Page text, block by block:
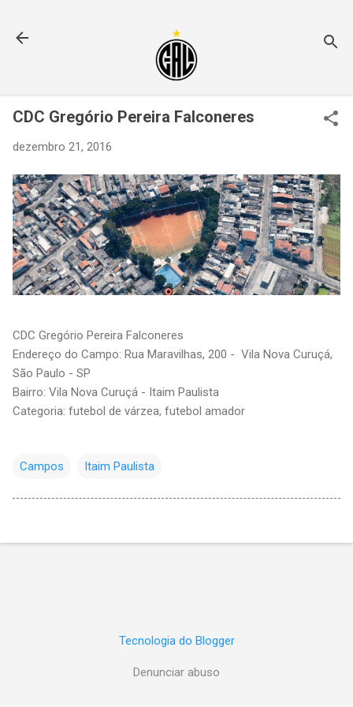
CDC Gregório Pereira Falconeres
dezembro 21, 2016
CDC Gregório Pereira Falconeres
Endereço do Campo: Rua Maravilhas, 200 - Vila Nova Curuçá,
São Paulo - SP
Bairro: Vila Nova Curuçá - Itaim Paulista
Categoria: futebol de várzea, futebol amador
Campos Itaim Paulista
Tecnologia do Blogger
Denunciar abuso